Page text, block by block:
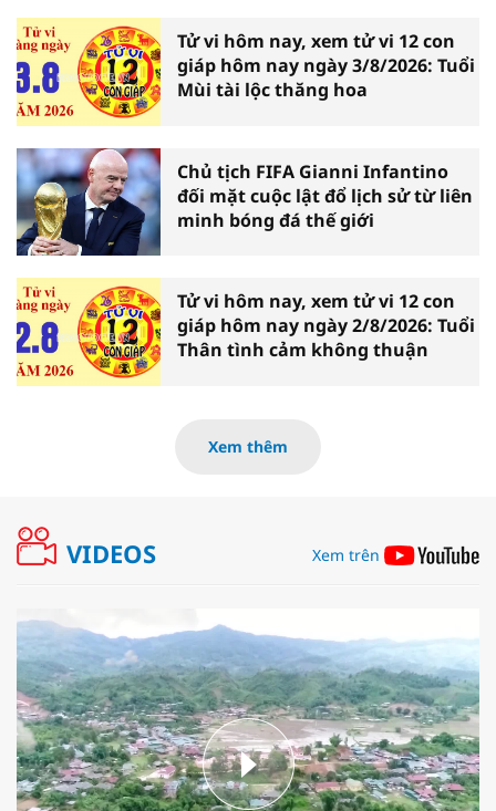
Tử vi hôm nay, xem tử vi 12 con
giáp hôm nay ngày 3/8/2026: Tuổi
Mùi tài lộc thăng hoa
Chủ tịch FIFA Gianni Infantino
đối mặt cuộc lật đổ lịch sử từ liên
minh bóng đá thế giới
Tử vi hôm nay, xem tử vi 12 con
giáp hôm nay ngày 2/8/2026: Tuổi
Thân tình cảm không thuận
Xem thêm
VIDEOS Xem trên